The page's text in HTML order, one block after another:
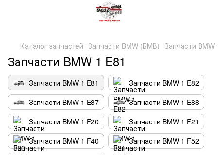
Каталог запчастей Запчасти BMW (БМВ) Запчасти BMW
Запчасти BMW 1 E81
Запчасти BMW 1 E81
Запчасти BMW 1 E82
Запчасти BMW 1 E87
Запчасти BMW 1 E88
Запчасти BMW 1 F20
Запчасти BMW 1 F21
Запчасти BMW 1 F40
Запчасти BMW 1 F52